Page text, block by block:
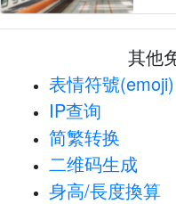
其他
表情符號(emoji)
IP查询
简繁转换
二维码生成
身高/長度換算